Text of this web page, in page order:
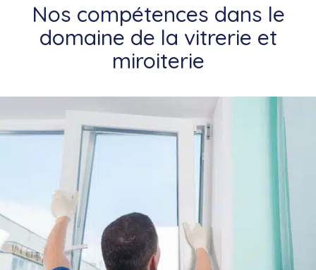
Nos compétences dans le
domaine de la vitrerie et
miroiterie